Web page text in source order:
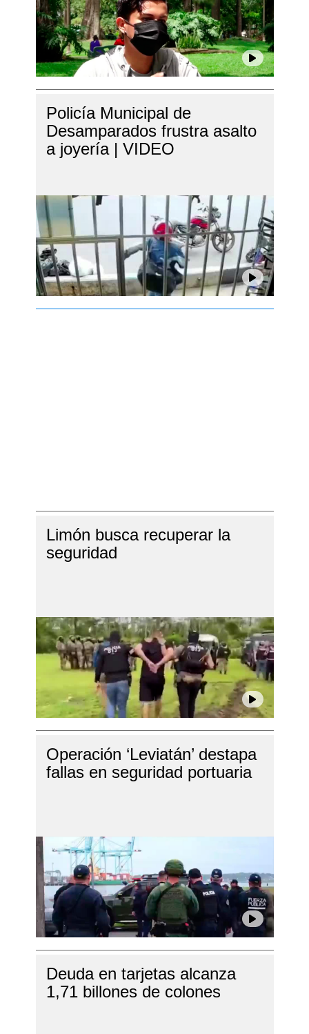
Policía Municipal de
Desamparados frustra asalto
a joyería | VIDEO
Limón busca recuperar la
seguridad
Operación ‘Leviatán’ destapa
fallas en seguridad portuaria
Deuda en tarjetas alcanza
1,71 billones de colones